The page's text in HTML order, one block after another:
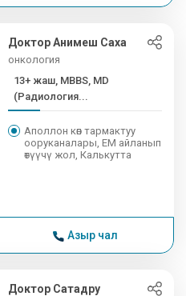
Доктор Анимеш Саха
онкология
13+ жаш, MBBS, MD
(Радиология...
Аполлон көп тармактуу
ооруканалары, EM айланып
өтүүчү жол, Калькутта
Азыр чал
Доктор Сатадру